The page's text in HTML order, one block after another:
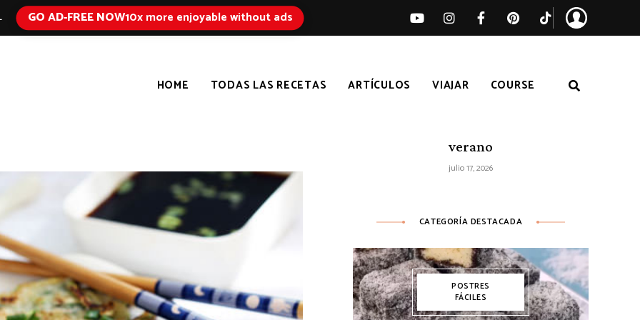
GO AD-FREE NOW10x more enjoyable without ads
HOME TODAS LAS RECETAS ARTÍCULOS VIAJAR COURSE
verano
julio 17, 2026
CATEGORÍA DESTACADA
POSTRES
FÁCILES